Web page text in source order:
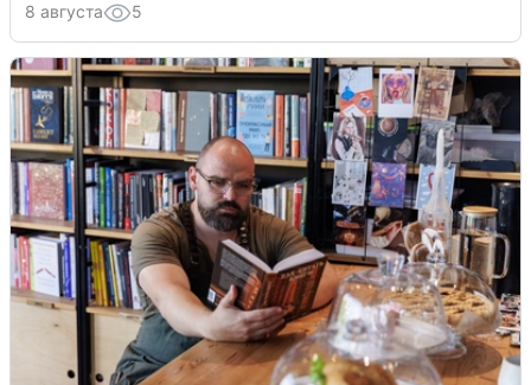
8 августа 5